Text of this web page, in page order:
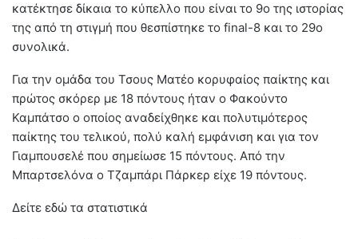
κατέκτησε δίκαια το κύπελλο που είναι το 9ο της ιστορίας
της από τη στιγμή που θεσπίστηκε το final-8 και το 29ο
συνολικά.
Για την ομάδα του Τσους Ματέο κορυφαίος παίκτης και
πρώτος σκόρερ με 18 πόντους ήταν ο Φακούντο
Καμπάτσο ο οποίος αναδείχθηκε και πολυτιμότερος
παίκτης του τελικού, πολύ καλή εμφάνιση και για τον
Γιαμπουσελέ που σημείωσε 15 πόντους. Από την
Μπαρτσελόνα ο Τζαμπάρι Πάρκερ είχε 19 πόντους.
Δείτε εδώ τα στατιστικά